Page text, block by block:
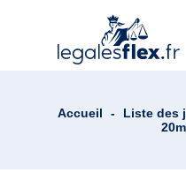
Accueil - Liste des